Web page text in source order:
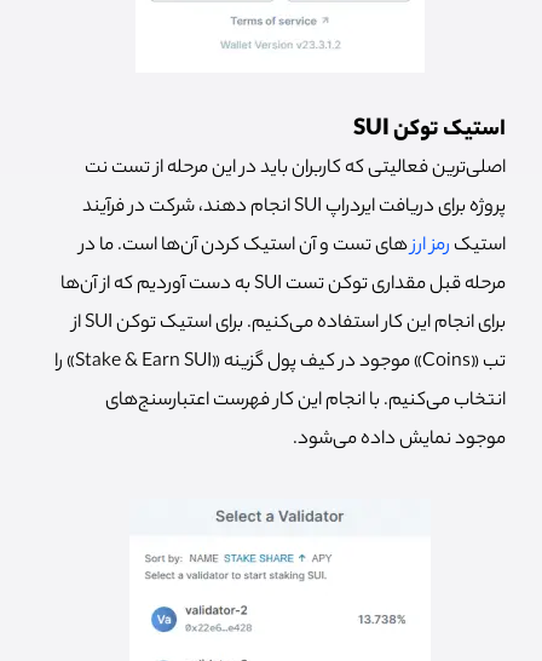
استیک توکن SUI
اصلی‌ترین فعالیتی که کاربران باید در این مرحله از تست نت
پروژه برای دریافت ایردراپ SUI انجام دهند، شرکت در فرآیند
استیک رمز ارزهای تست و آن استیک کردن آن‌ها است. ما در
مرحله قبل مقداری توکن تست SUI به دست آوردیم که از آن‌ها
برای انجام این کار استفاده می‌کنیم. برای استیک توکن SUI از
تب «Coins» موجود در کیف پول گزینه «Stake & Earn SUI» را
انتخاب می‌کنیم. با انجام این کار فهرست اعتبارسنج‌های
موجود نمایش داده می‌شود.